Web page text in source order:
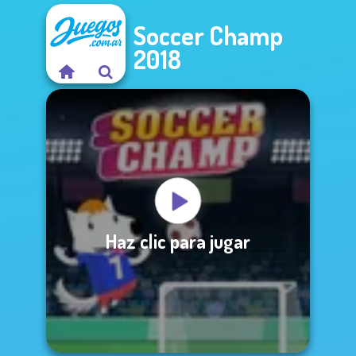
Soccer Champ
2018
Haz clic para jugar